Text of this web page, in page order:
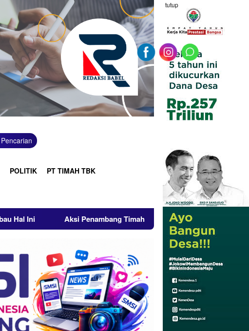
tutup
Pencarian
POLITIK PT TIMAH TBK
Aksi Penambang Timah di Belitung Membara, Ketua Komisi XII